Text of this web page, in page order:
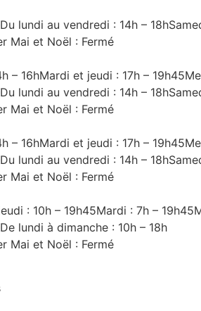
lundi au vendredi : 14h –
Mai et Noël : Fermé
– 16hMardi et jeudi : 17h –
lundi au vendredi : 14h –
Mai et Noël : Fermé
– 16hMardi et jeudi : 17h –
lundi au vendredi : 14h –
Mai et Noël : Fermé
: 10h – 19h45Mardi : 7h –
lundi à dimanche : 10h – 18h
Mai et Noël : Fermé